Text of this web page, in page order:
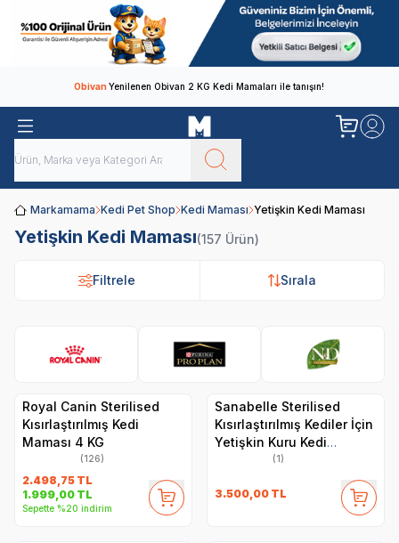
ObivanYenilenen Obivan 2 KG Kedi Mamaları ile tanışın!
Markamama Kedi Pet Shop Kedi Maması Yetişkin Kedi Maması
Yetişkin Kedi Maması(157 Ürün)
Filtrele Sırala
Royal Canin Sterilised
Kısırlaştırılmış Kedi
Maması 4 KG
(126)
2.498,75 TL
1.999,00 TL
Sepette %20 indirim
Sanabelle Sterilised
Kısırlaştırılmış Kediler İçin
Yetişkin Kuru Kedi
Maması 8 Kg
(1)
3.500,00 TL